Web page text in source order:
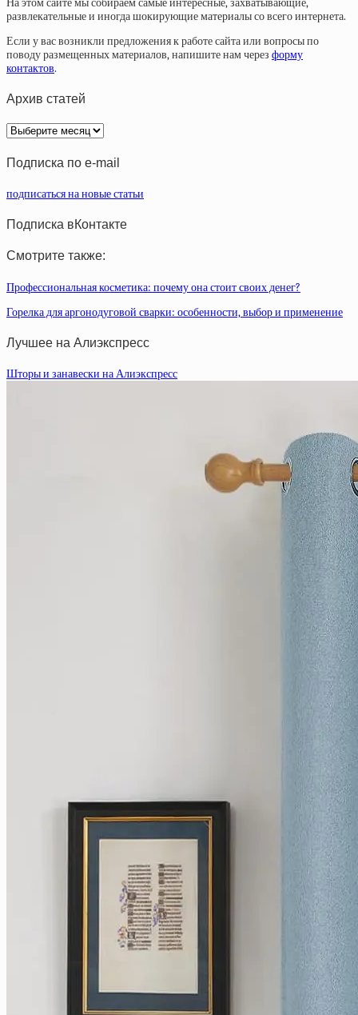
развлекательные и иногда шокирующие материалы со всего интернета.
Если у вас возникли предложения к работе сайта или вопросы по
поводу размещенных материалов, напишите нам через форму
контактов.
Архив статей
Архив
статей
Подписка по e-mail
подписаться на новые статьи
Подписка вКонтакте
Смотрите также:
Профессиональная косметика: почему она стоит своих денег?
Горелка для аргонодуговой сварки: особенности, выбор и применение
Лучшее на Алиэкспресс
Шторы и занавески на Алиэкспресс